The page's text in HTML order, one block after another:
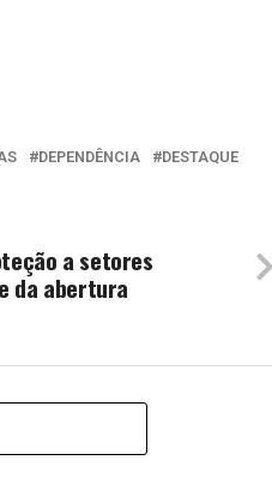
DEPENDÊNCIA
DESTAQUE
a setores
da abertura